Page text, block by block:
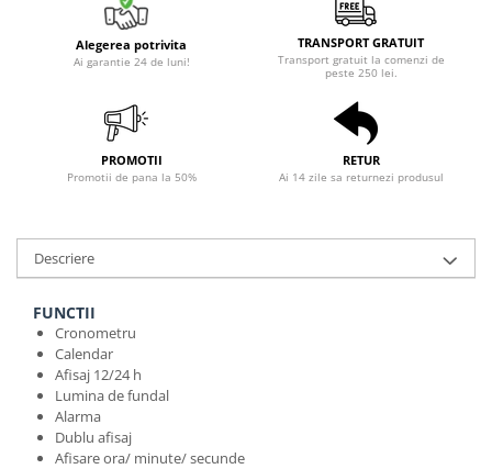
Alegerea potrivita
Ai garantie 24 de luni!
TRANSPORT GRATUIT
Transport gratuit la comenzi de
peste 250 lei.
PROMOTII
Promotii de pana la 50%
RETUR
Ai 14 zile sa returnezi produsul
Descriere
FUNCTII
Cronometru
Calendar
Afisaj 12/24 h
Lumina de fundal
Alarma
Dublu afisaj
Afisare ora/ minute/ secunde